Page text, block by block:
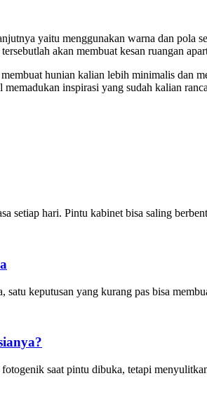
yaitu menggunakan warna dan pola
akan membuat kesan ruangan
hunian kalian lebih minimalis dan
inspirasi yang sudah kalian
setiap hari. Pintu kabinet bisa saling
keputusan yang kurang pas bisa
saat pintu dibuka, tetapi